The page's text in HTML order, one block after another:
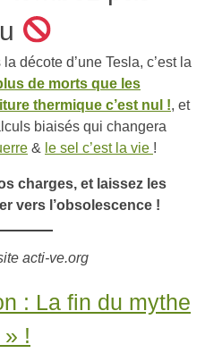
décote d’une Tesla, c’est la
de morts que les
thermique c’est nul !, et
biaisés qui changera
& le sel c’est la vie !
charges, et laissez les
vers l’obsolescence !
acti-ve.org
: La fin du mythe
!